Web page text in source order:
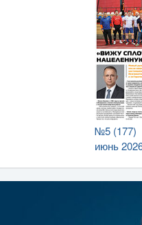
№5 (177)
июнь